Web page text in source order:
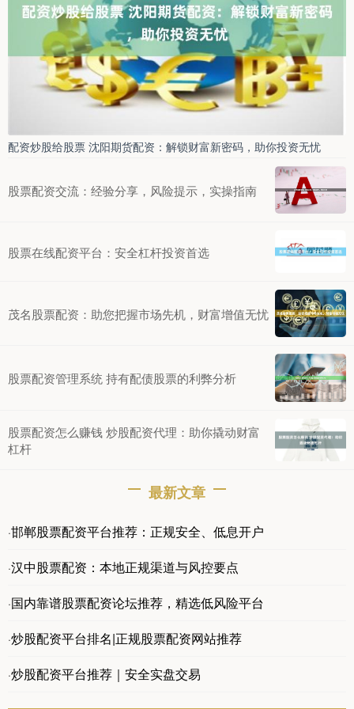
配资炒股给股票 沈阳期货配资：解锁财富新密码，助你投资无忧
股票配资交流：经验分享，风险提示，实操指南
股票在线配资平台：安全杠杆投资首选
茂名股票配资：助您把握市场先机，财富增值无忧
股票配资管理系统 持有配债股票的利弊分析
股票配资怎么赚钱 炒股配资代理：助你撬动财富
杠杆
最新文章
·邯郸股票配资平台推荐：正规安全、低息开户
·汉中股票配资：本地正规渠道与风控要点
·国内靠谱股票配资论坛推荐，精选低风险平台
·炒股配资平台排名|正规股票配资网站推荐
·炒股配资平台推荐｜安全实盘交易